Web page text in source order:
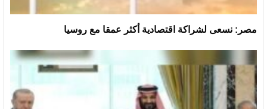
مصر: نسعى لشراكة اقتصادية أكثر عمقا مع روسيا